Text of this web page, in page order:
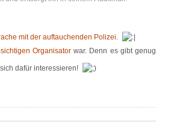
mit der auftauchenden Polizei.
Organisatorwar. Denn es gibt genug
dafür interessieren!